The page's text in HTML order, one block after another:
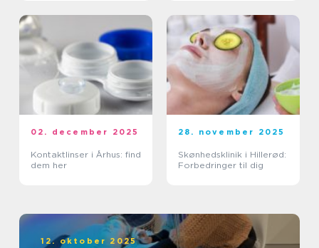
02. december 2025
Kontaktlinser i Århus: find
dem her
28. november 2025
Skønhedsklinik i Hillerød:
Forbedringer til dig
12. oktober 2025